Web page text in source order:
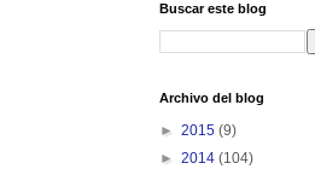
Buscar este blog
Archivo del blog
► 2015 (9)
► 2014 (104)